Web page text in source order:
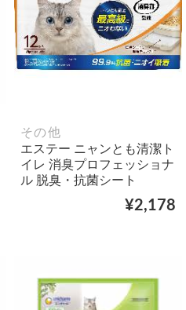
その他
エステー ニャンとも清潔ト
イレ 消臭プロフェッショナ
ル 脱臭・抗菌シート
¥2,178